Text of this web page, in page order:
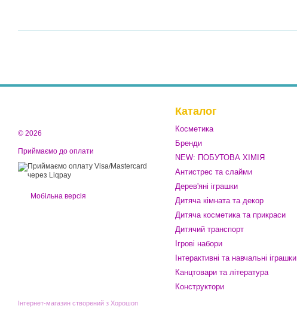
© 2026
Приймаємо до оплати
Мобільна версія
Інтернет-магазин створений з Хорошоп
Каталог
Косметика
Бренди
NEW: ПОБУТОВА ХІМІЯ
Антистрес та слайми
Дерев'яні іграшки
Дитяча кімната та декор
Дитяча косметика та прикраси
Дитячий транспорт
Ігрові набори
Інтерактивні та навчальні іграшки
Канцтовари та література
Конструктори